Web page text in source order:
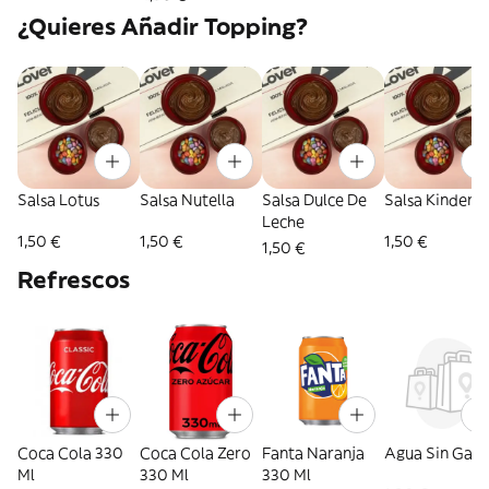
¿Quieres Añadir Topping?
Salsa Lotus
1,50 €
Salsa Nutella
1,50 €
Salsa Dulce De
Leche
1,50 €
Salsa Kinder
1,50 €
Refrescos
Coca Cola 330
Ml
Coca Cola Zero
330 Ml
Fanta Naranja
330 Ml
Agua Sin Gas